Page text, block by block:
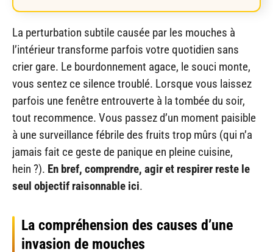
La perturbation subtile causée par les mouches à
l’intérieur transforme parfois votre quotidien sans
crier gare. Le bourdonnement agace, le souci monte,
vous sentez ce silence troublé. Lorsque vous laissez
parfois une fenêtre entrouverte à la tombée du soir,
tout recommence. Vous passez d’un moment paisible
à une surveillance fébrile des fruits trop mûrs (qui n’a
jamais fait ce geste de panique en pleine cuisine,
hein ?). En bref, comprendre, agir et respirer reste le
seul objectif raisonnable ici.
La compréhension des causes d’une
invasion de mouches